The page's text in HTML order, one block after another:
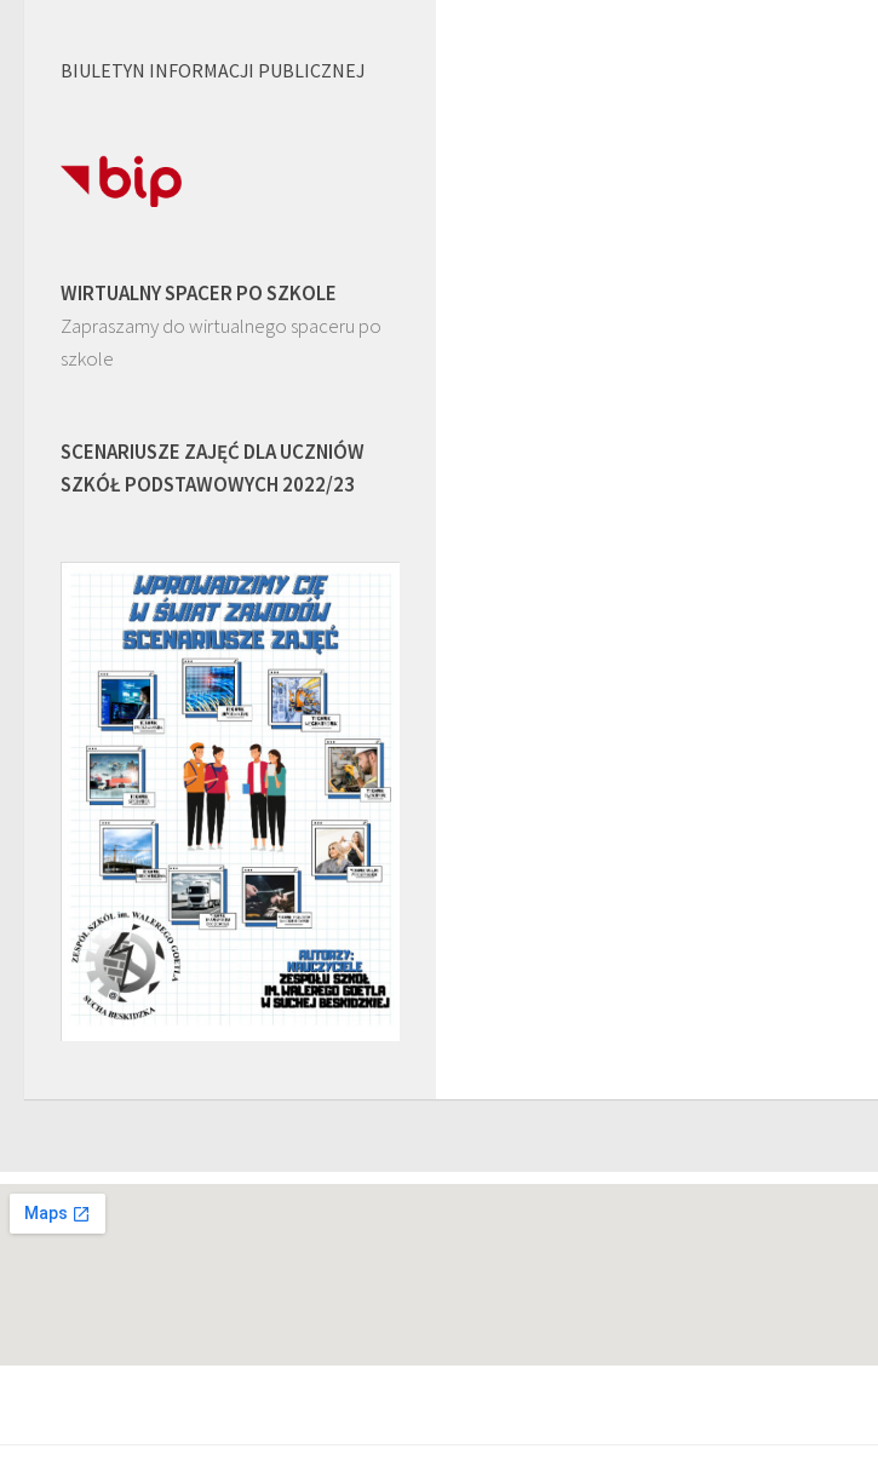
BIULETYN INFORMACJI PUBLICZNEJ
WIRTUALNY SPACER PO SZKOLE
Zapraszamy do wirtualnego spaceru po
szkole
SCENARIUSZE ZAJĘĆ DLA UCZNIÓW
SZKÓŁ PODSTAWOWYCH 2022/23